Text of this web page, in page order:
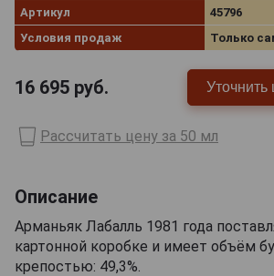
Артикул
45796
Условия продаж
Только
16 695 руб. Уточнить
Рассчитать цену за 50 мл
Описание
Арманьяк Лабалль 1981 года
картонной коробке и имеет объём
крепостью: 49,3%.